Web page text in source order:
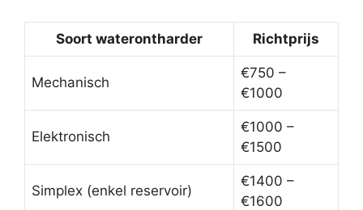
Soort waterontharder Richtprijs
Mechanisch
€750 –
€1000
Elektronisch
€1000 –
€1500
Simplex (enkel reservoir)
€1400 –
€1600